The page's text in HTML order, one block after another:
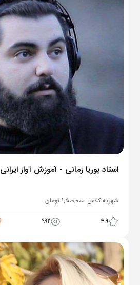
استاد پوریا زمانی - آموزش آواز ایرانی
شهریه کلاس: 1,500,000 تومان
4.9
992